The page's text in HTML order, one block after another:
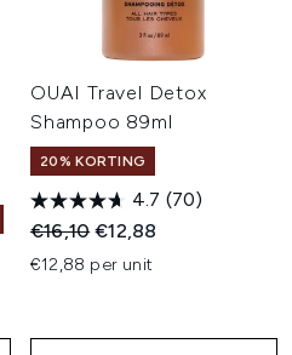
OUAI Travel Detox
Shampoo 89ml
20% KORTING
4.7 (70)
Recommended Retail Price:
€16,10Huidige prijs:
€12,88
€12,88 per unit